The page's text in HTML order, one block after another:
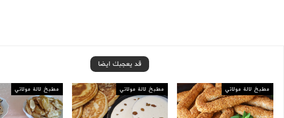
قد يعجبك ايضا
مطبخ لالة مولاتي مطبخ لالة مولاتي مطبخ لالة مولاتي